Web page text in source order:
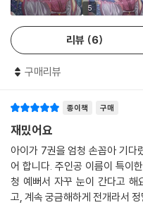
욱이 한국 신화에는 서로 경쟁하
가는 정신이 담겨 있다. 현대 사
민족의 뿌리와 시민성, 조화와 배
2. 옛이야기로 미리 만나는 고전
상징으로 가득한 한국 신화는 어
도움을 준다. 『만화 한국 신화』
정확하고 폭넓게 이해할 수 있
로운 이야기로 우리 아이 고전
3. 다양한 캐릭터 롤모델을 통한
5
리뷰 6
구매리뷰
종이책 구매
재밌어요
아이가 7권을 엄청 손꼽아 기다
어 합니다. 주인공 이름이 특이
청 예뻐서 자꾸 눈이 간다고 해
고, 계속 궁금해하게 전개라서